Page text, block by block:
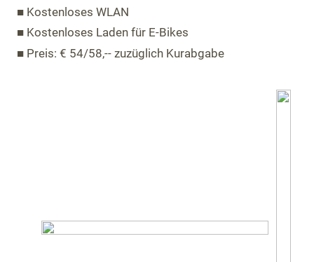
■ Kostenloses WLAN
■ Kostenloses Laden für E-Bikes
■ Preis: € 54/58,-- zuzüglich Kurabgabe